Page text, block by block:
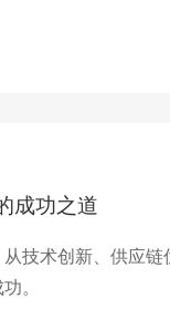
成功之道
技术创新、供应
。